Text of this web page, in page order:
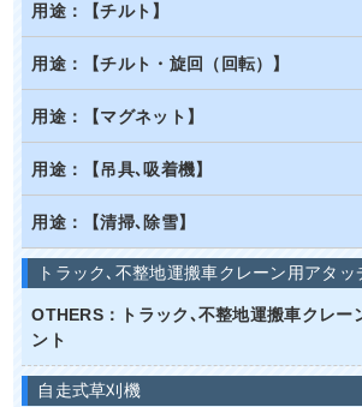
用途：【チルト】
用途：【チルト・旋回（回転）】
用途：【マグネット】
用途：【吊具､吸着機】
用途：【清掃､除雪】
トラック､不整地運搬車クレーン用アタッ
OTHERS：トラック､不整地運搬車クレー
ント
自走式草刈機